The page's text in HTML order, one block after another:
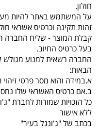
חולון.
על המשתמש באתר להיות מעל גיל 18
זהות תקינה וכרטיס אשראי
קבלת המוצר - שליח החברה
בעל כרטיס החיוב.
החברה רשאית למנוע מגולש
הבאות:
א.במידה והוא מסר פרטי
ב.אם כרטיס האשראי שלו
כל הזכויות שמורות לחברת
ללא אישור
בכתב של "ג'ונגל בעיר"